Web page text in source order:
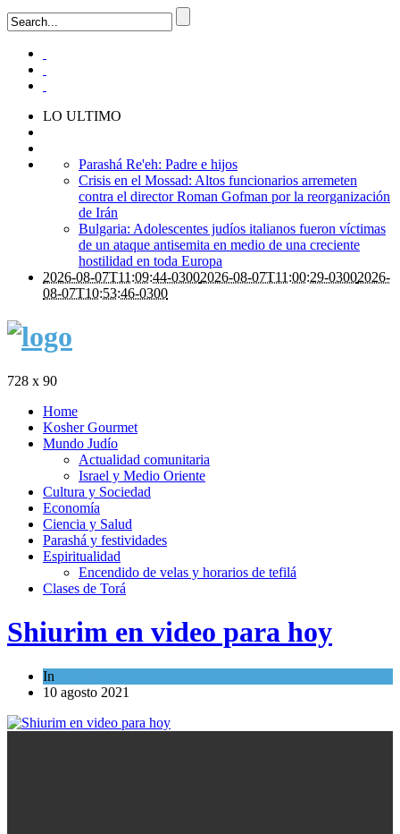
LO ULTIMO
Parashá Re'eh: Padre e hijos
Crisis en el Mossad: Altos funcionarios arremeten
contra el director Roman Gofman por la reorganización
de Irán
Bulgaria: Adolescentes judíos italianos fueron víctimas
de un ataque antisemita en medio de una creciente
hostilidad en toda Europa
2026-08-07T11:09:44-03002026-08-07T11:00:29-03002026-
08-07T10:53:46-0300
728 x 90
Home
Kosher Gourmet
Mundo Judío
Actualidad comunitaria
Israel y Medio Oriente
Cultura y Sociedad
Economía
Ciencia y Salud
Parashá y festividades
Espiritualidad
Encendido de velas y horarios de tefilá
Clases de Torá
Shiurim en video para hoy
In
10 agosto 2021